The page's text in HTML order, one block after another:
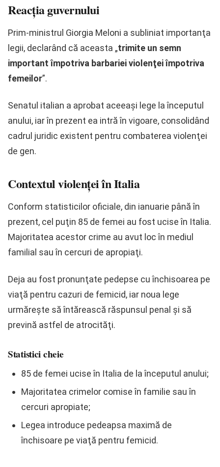
Reacţia guvernului
Prim‑ministrul Giorgia Meloni a subliniat importanţa
legii, declarând că aceasta „trimite un semn
important împotriva barbariei violenţei împotriva
femeilor”.
Senatul italian a aprobat aceeaşi lege la începutul
anului, iar în prezent ea intră în vigoare, consolidând
cadrul juridic existent pentru combaterea violenţei
de gen.
Contextul violenţei în Italia
Conform statisticilor oficiale, din ianuarie până în
prezent, cel puţin 85 de femei au fost ucise în Italia.
Majoritatea acestor crime au avut loc în mediul
familial sau în cercuri de apropiaţi.
Deja au fost pronunţate pedepse cu închisoarea pe
viaţă pentru cazuri de femicid, iar noua lege
urmăreşte să întărească răspunsul penal şi să
prevină astfel de atrocităţi.
Statistici cheie
85 de femei ucise în Italia de la începutul anului;
Majoritatea crimelor comise în familie sau în
cercuri apropiate;
Legea introduce pedeapsa maximă de
închisoare pe viaţă pentru femicid.